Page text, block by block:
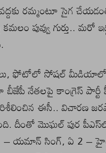
రమ్మంటూ సైగ
పువ్వు గుర్తు.. మరో
ఫోటోలో సోషల్
నేతలపై కాంగ్రెస్ పార్టీ
ఈసీ.. విచారణ
దీంతో మొఘల్ పుర పీఎస్‌లో
– యమాన్ సింగ్, ఏ 2 –